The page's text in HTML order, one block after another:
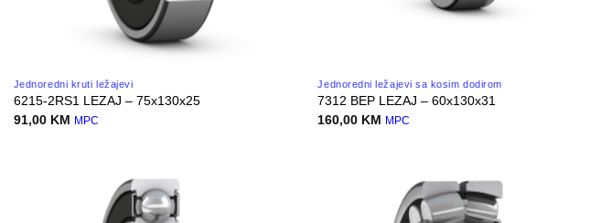
Jednoredni kruti ležajevi
6215-2RS1 LEZAJ – 75x130x25
91,00 KM MPC
Jednoredni ležajevi sa kosim dodirom
7312 BEP LEZAJ – 60x130x31
160,00 KM MPC